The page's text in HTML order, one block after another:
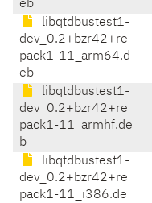
eb
libqtdbustest1-
dev_0.2+bzr42+re
pack1-11_arm64.d
eb
libqtdbustest1-
dev_0.2+bzr42+re
pack1-11_armhf.de
b
libqtdbustest1-
dev_0.2+bzr42+re
pack1-11_i386.de